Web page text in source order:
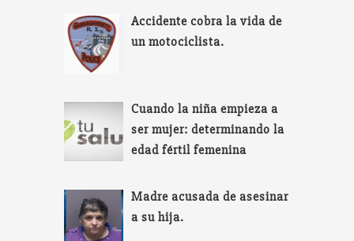
Accidente cobra la vida de
un motociclista.
Cuando la niña empieza a
ser mujer: determinando la
edad fértil femenina
Madre acusada de asesinar
a su hija.